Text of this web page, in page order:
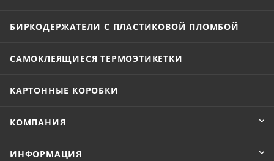
БИРКОДЕРЖАТЕЛИ С ПЛАСТИКОВОЙ ПЛОМБОЙ
САМОКЛЕЯЩИЕСЯ ТЕРМОЭТИКЕТКИ
КАРТОННЫЕ КОРОБКИ
КОМПАНИЯ
ИНФОРМАЦИЯ